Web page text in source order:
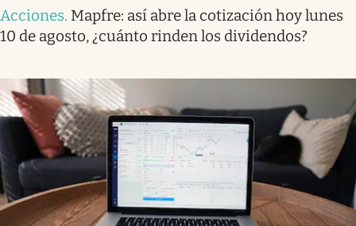
Acciones. Mapfre: así abre la cotización hoy lunes
10 de agosto, ¿cuánto rinden los dividendos?